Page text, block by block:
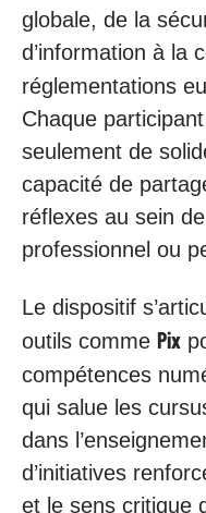
globale, de la
d’information à la
réglementations
Chaque
seulement de
capacité de
réflexes au sein
professionnel ou
Le dispositif
outils comme Pix
compétences
qui salue les
dans
d’initiatives
et le sens critique